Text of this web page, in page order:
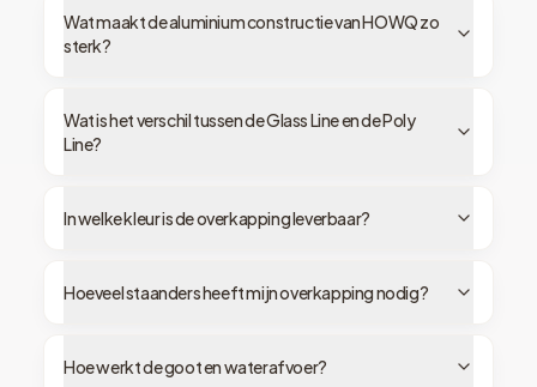
Wat maakt de aluminium constructie van HOWQ zo
sterk?
Wat is het verschil tussen de Glass Line en de Poly
Line?
In welke kleur is de overkapping leverbaar?
Hoeveel staanders heeft mijn overkapping nodig?
Hoe werkt de goot en waterafvoer?